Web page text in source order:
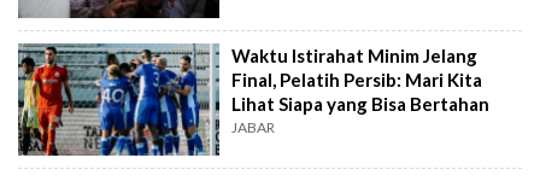
Waktu Istirahat Minim Jelang
Final, Pelatih Persib: Mari Kita
Lihat Siapa yang Bisa Bertahan
JABAR